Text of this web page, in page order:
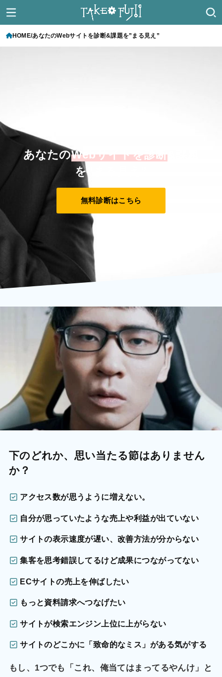
HOME あなたのWebサイトを診断&課題を”まる見え”
あなたのWebサイトを診断&課題
を”まる見え”
無料診断はこちら
下のどれか、思い当たる節はありません
か？
アクセス数が思うように増えない。
自分が思っていたような売上や利益が出ていない
サイトの表示速度が遅い、改善方法が分からない
集客を思考錯誤してるけど成果につながってない
ECサイトの売上を伸ばしたい
もっと資料請求へつなげたい
サイトが検索エンジン上位に上がらない
サイトのどこかに「致命的なミス」がある気がする
もし、1つでも「これ、俺当てはまってるやんけ」と